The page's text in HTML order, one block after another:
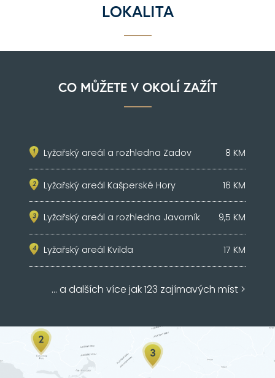
LOKALITA
CO MŮŽETE V OKOLÍ ZAŽÍT
Lyžařský areál a rozhledna Zadov 8 KM
Lyžařský areál Kašperské Hory 16 KM
Lyžařský areál a rozhledna Javorník 9,5 KM
Lyžařský areál Kvilda 17 KM
... a dalších více jak 123 zajímavých míst >